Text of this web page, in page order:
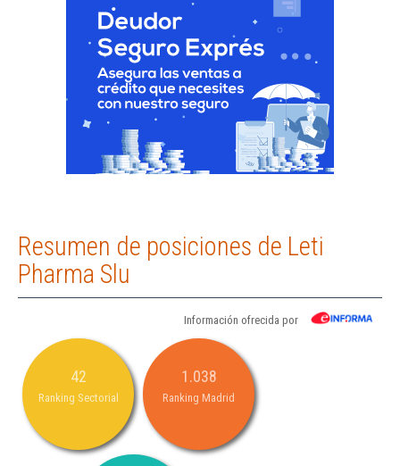
Resumen de posiciones de Leti
Pharma Slu
Información ofrecida por
42
Ranking Sectorial
1.038
Ranking Madrid